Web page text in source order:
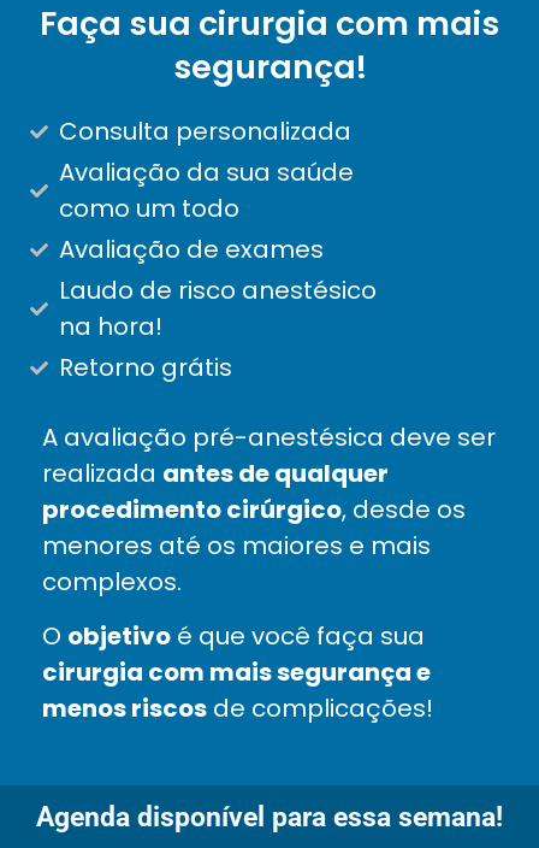
Faça sua cirurgia com mais
segurança!
Consulta personalizada
Avaliação da sua saúde
como um todo
Avaliação de exames
Laudo de risco anestésico
na hora!
Retorno grátis
A avaliação pré-anestésica deve ser
realizada antes de qualquer
procedimento cirúrgico, desde os
menores até os maiores e mais
complexos.
O objetivo é que você faça sua
cirurgia com mais segurança e
menos riscos de complicações!
Agenda disponível para essa semana!